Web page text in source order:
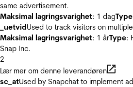
same advertisement.
Maksimal lagringsvarighet: 1 dagType
_uetvidUsed to track visitors on
Maksimal lagringsvarighet: 1 årType:
Snap Inc.
2
Lær mer om denne leverandøren
sc_atUsed by Snapchat to implement